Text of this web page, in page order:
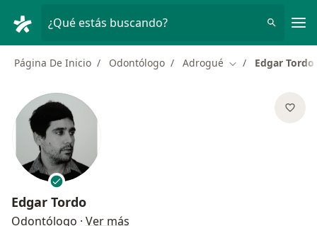
¿Qué estás buscando?
Página De Inicio Odontólogo Adrogué Cambiar deEdgar Tordo
Edgar Tordo
Odontólogo · Ver más